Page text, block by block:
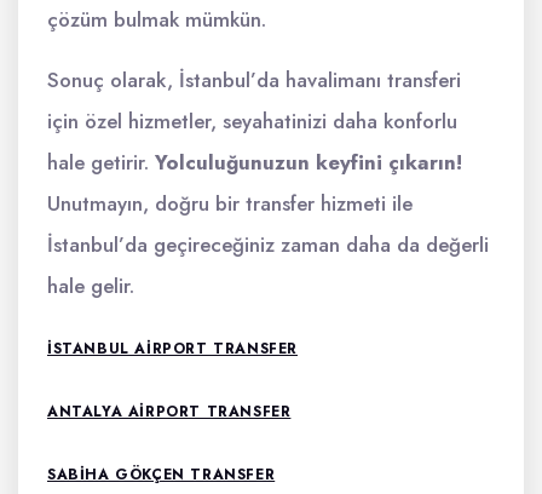
çözüm bulmak mümkün.
Sonuç olarak, İstanbul’da havalimanı transferi
için özel hizmetler, seyahatinizi daha konforlu
hale getirir. Yolculuğunuzun keyfini çıkarın!
Unutmayın, doğru bir transfer hizmeti ile
İstanbul’da geçireceğiniz zaman daha da değerli
hale gelir.
ISTANBUL AIRPORT TRANSFER
ANTALYA AIRPORT TRANSFER
SABIHA GÖKÇEN TRANSFER